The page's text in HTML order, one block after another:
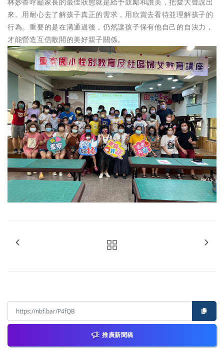
來。用耐心去了解孩子真正的需求，用欣賞去看待並理解孩子的
行為。重要的是在溝通過後，仍然讓孩子保有他自己的自決力，
才能營造互信敞開的美好親子關係。
推廣新聞稿